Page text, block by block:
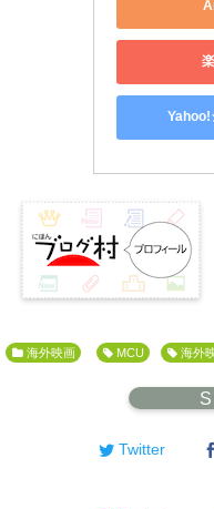
Yahoo!
海外映画 MCU 海外
Twitter